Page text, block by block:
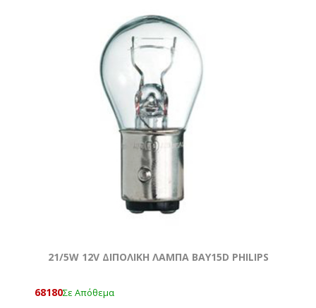
21/5W 12V ΔΙΠΟΛΙΚΗ ΛΑΜΠΑ BAY15D PHILIPS
68180Σε Απόθεμα